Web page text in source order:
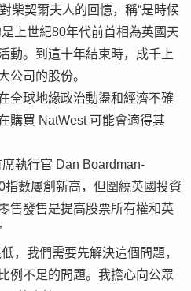
柴契爾夫人的回憶，稱“是時候
上世紀80年代前首相為英國天
動。到這十年結束時，成千上
公司的股份。
全球地緣政治動盪和經濟不確
購買 NatWest 可能會適得其
執行官 Dan Boardman-
指數屢創新高，但圍繞英國投資
售發售是提高股票所有權和英
，我們需要先解決這個問題，
例不足的問題。我擔心向公眾